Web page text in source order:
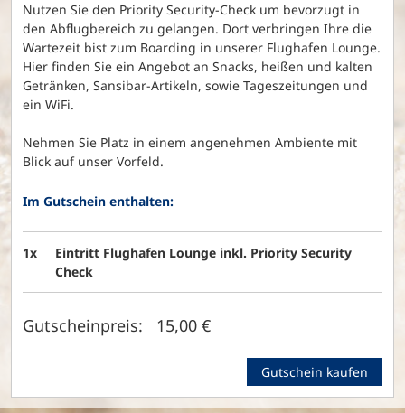
Nutzen Sie den Priority Security-Check um bevorzugt in
den Abflugbereich zu gelangen. Dort verbringen Ihre die
Wartezeit bist zum Boarding in unserer Flughafen Lounge.
Hier finden Sie ein Angebot an Snacks, heißen und kalten
Getränken, Sansibar-Artikeln, sowie Tageszeitungen und
ein WiFi.
Nehmen Sie Platz in einem angenehmen Ambiente mit
Blick auf unser Vorfeld.
Im Gutschein enthalten:
1x
Eintritt Flughafen Lounge inkl. Priority Security
Check
Gutscheinpreis: 15,00 €
Gutschein kaufen